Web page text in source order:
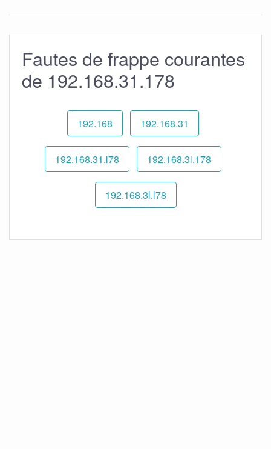
Fautes de frappe courantes
de 192.168.31.178
192.168 192.168.31
192.168.31.l78 192.168.3l.178
192.168.3l.l78